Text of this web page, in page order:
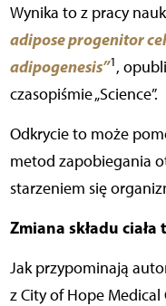
Wynika to z pracy
adipose progenitor
adipogenesis”1,
czasopiśmie „Science”.
Odkrycie to może
metod zapobiegania
starzeniem się
Zmiana składu
Jak przypominają
z City of Hope